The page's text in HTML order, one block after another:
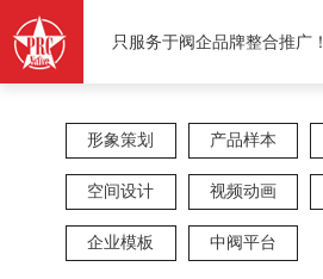
只服务于阀企品牌整合推广！
形象策划 产品样本
空间设计 视频动画
企业模板 中阀平台